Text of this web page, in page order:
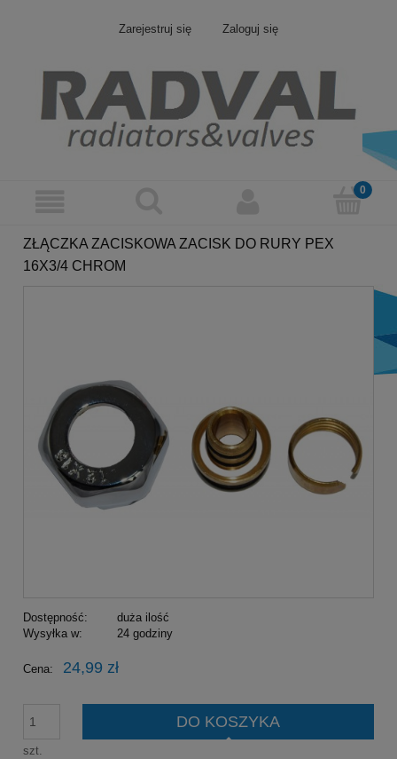
Zarejestruj się Zaloguj się
ZŁĄCZKA ZACISKOWA ZACISK DO RURY PEX
16X3/4 CHROM
Dostępność:
duża ilość
Wysyłka w:
24 godziny
Cena: 24,99 zł
szt.
DO KOSZYKA